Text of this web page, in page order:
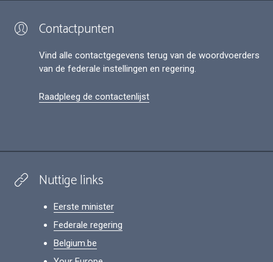
Contactpunten
Vind alle contactgegevens terug van de woordvoerders
van de federale instellingen en regering.
Raadpleeg de contactenlijst
Nuttige links
Eerste minister
Federale regering
Belgium.be